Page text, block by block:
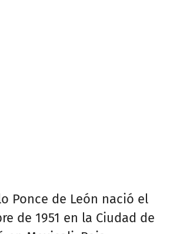
Ponce de León nació el
de 1951 en la Ciudad de